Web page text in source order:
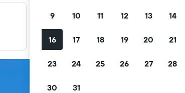
Filter promo Anda
Filter berdasarkan pembatalan gratis, sarapan
lainnya.
9 10 11 12 13 14
16 17 18 19 20 21
23 24 25 26 27 28
30 31